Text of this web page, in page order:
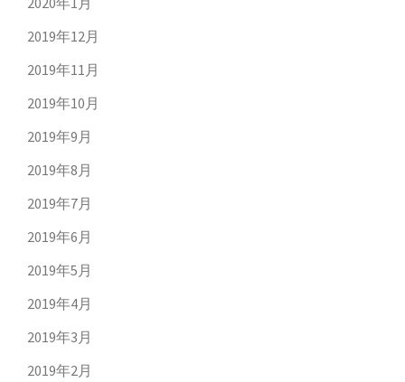
2019年12月
2019年11月
2019年10月
2019年9月
2019年8月
2019年7月
2019年6月
2019年5月
2019年4月
2019年3月
2019年2月